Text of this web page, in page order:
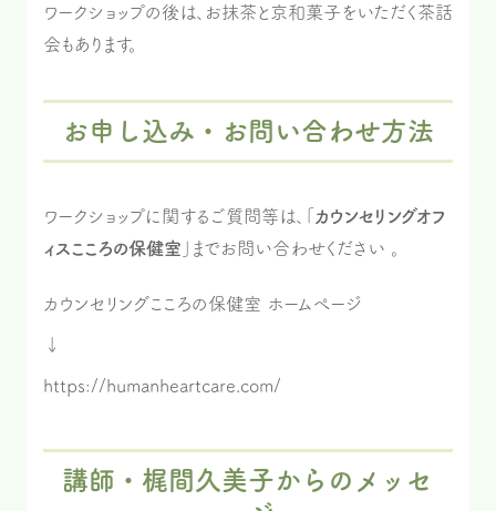
ワークショップの後は、お抹茶と京和菓子をいただく茶話
会もあります。
お申し込み・お問い合わせ方法
ワークショップに関するご質問等は、「
カウンセリングオフ
ィスこころの保健室 」までお問い合わせください 。
カウンセリングこころの保健室 ホームぺージ
↓
https://humanheartcare.com/
講師・梶間久美子からのメッセ